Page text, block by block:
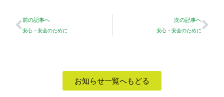
前の記事へ
安心・安全のために
次の記事へ
安心・安全のために
お知らせ一覧へもどる